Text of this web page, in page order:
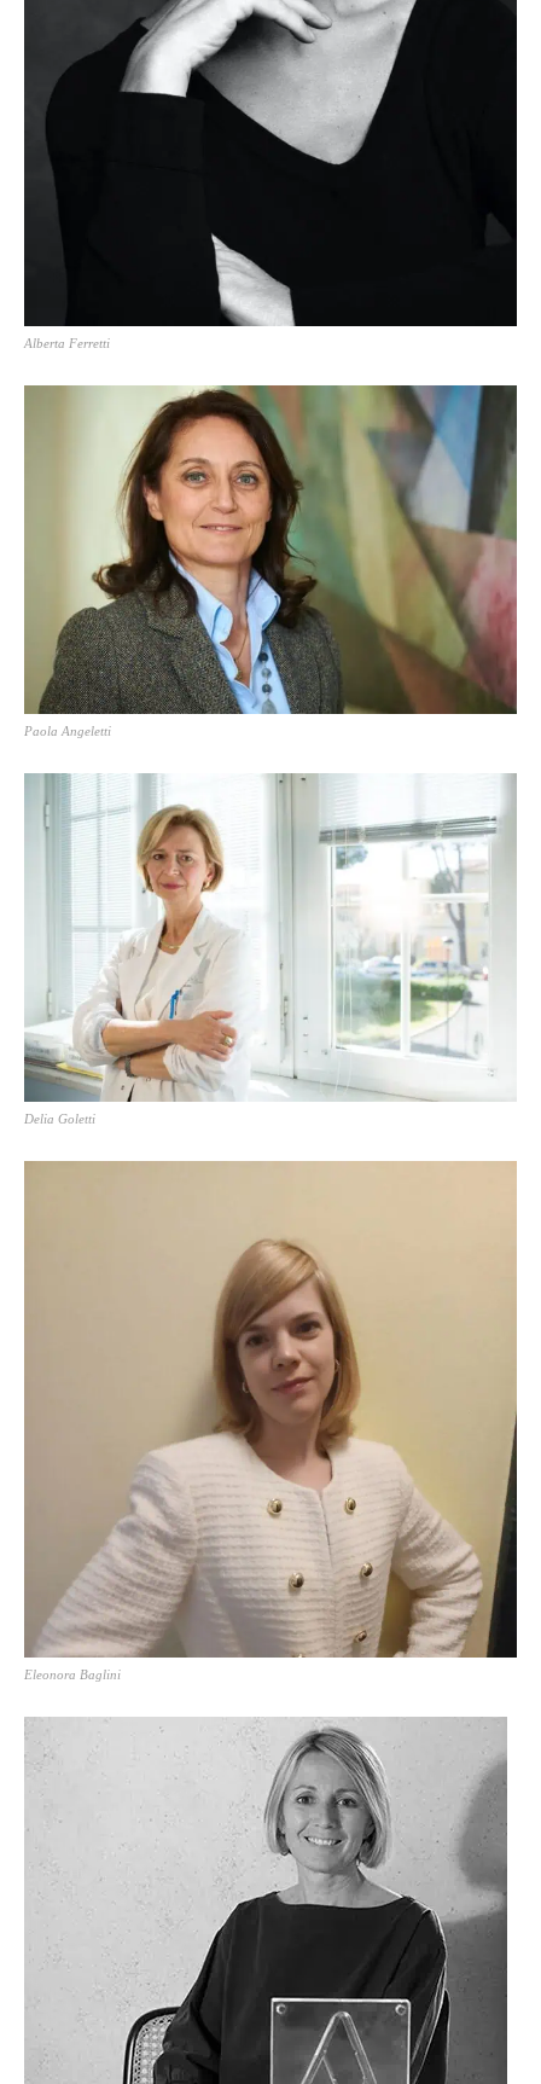
Alberta Ferretti
Paola Angeletti
Delia Goletti
Eleonora Baglini